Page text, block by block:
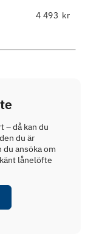
kr
– då kan du
du är
du ansöka om
lånelöfte